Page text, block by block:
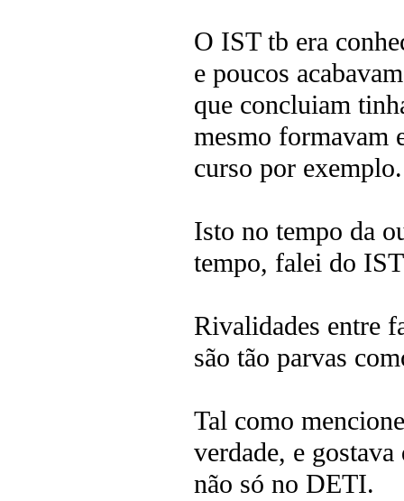
O IST tb era
e poucos
que concluiam
mesmo formavam
curso por exemplo.
Isto no tempo da
tempo, falei do
Rivalidades entre
são tão parvas
Tal como
verdade, e
não só no DETI.